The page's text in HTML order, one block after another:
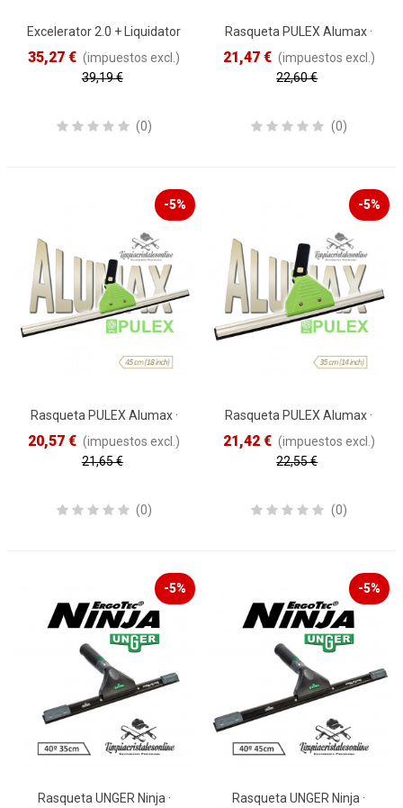
Excelerator 2.0 + Liquidator
3.0 · 35cm
35,27 € (impuestos excl.)
39,19 €
(0)
Rasqueta PULEX Alumax ·
55cm
21,47 € (impuestos excl.)
22,60 €
(0)
-5%
Rasqueta PULEX Alumax ·
45cm
20,57 € (impuestos excl.)
21,65 €
(0)
-5%
Rasqueta PULEX Alumax ·
35cm
21,42 € (impuestos excl.)
22,55 €
(0)
-5%
Rasqueta UNGER Ninja ·
-5%
Rasqueta UNGER Ninja ·